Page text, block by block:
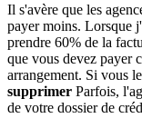
Il s'avère que les
payer moins. Lorsque
prendre 60% de la
que vous devez payer
arrangement. Si vous
supprimer Parfois,
de votre dossier de